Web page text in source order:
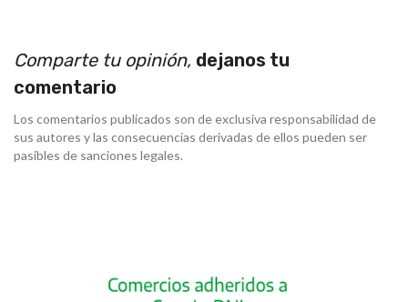
Comparte tu opinión, dejanos tu
comentario
Los comentarios publicados son de exclusiva responsabilidad de
sus autores y las consecuencias derivadas de ellos pueden ser
pasibles de sanciones legales.